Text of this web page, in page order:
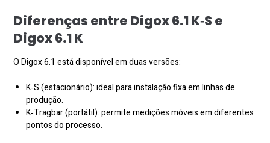
Diferenças entre Digox 6.1 K‑S e
Digox 6.1 K
O Digox 6.1 está disponível em duas versões:
K‑S (estacionário): ideal para instalação fixa em linhas de
produção.
K‑Tragbar (portátil): permite medições móveis em diferentes
pontos do processo.